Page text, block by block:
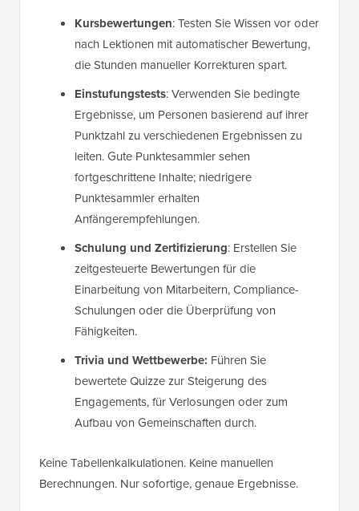
Kursbewertungen: Testen Sie Wissen vor oder
nach Lektionen mit automatischer Bewertung,
die Stunden manueller Korrekturen spart.
Einstufungstests: Verwenden Sie bedingte
Ergebnisse, um Personen basierend auf ihrer
Punktzahl zu verschiedenen Ergebnissen zu
leiten. Gute Punktesammler sehen
fortgeschrittene Inhalte; niedrigere
Punktesammler erhalten
Anfängerempfehlungen.
Schulung und Zertifizierung: Erstellen Sie
zeitgesteuerte Bewertungen für die
Einarbeitung von Mitarbeitern, Compliance-
Schulungen oder die Überprüfung von
Fähigkeiten.
Trivia und Wettbewerbe: Führen Sie
bewertete Quizze zur Steigerung des
Engagements, für Verlosungen oder zum
Aufbau von Gemeinschaften durch.
Keine Tabellenkalkulationen. Keine manuellen
Berechnungen. Nur sofortige, genaue Ergebnisse.